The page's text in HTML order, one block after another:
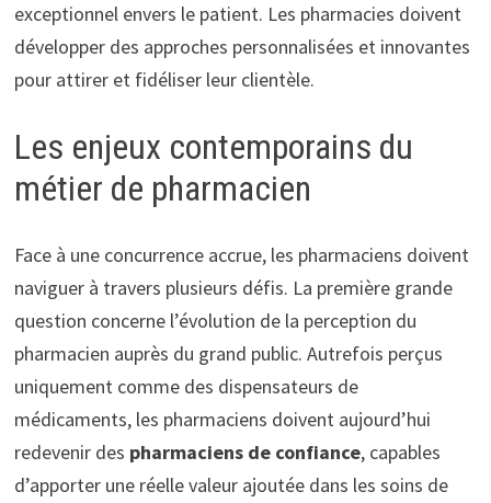
exceptionnel envers le patient. Les pharmacies doivent
développer des approches personnalisées et innovantes
pour attirer et fidéliser leur clientèle.
Les enjeux contemporains du
métier de pharmacien
Face à une concurrence accrue, les pharmaciens doivent
naviguer à travers plusieurs défis. La première grande
question concerne l’évolution de la perception du
pharmacien auprès du grand public. Autrefois perçus
uniquement comme des dispensateurs de
médicaments, les pharmaciens doivent aujourd’hui
redevenir des pharmaciens de confiance, capables
d’apporter une réelle valeur ajoutée dans les soins de